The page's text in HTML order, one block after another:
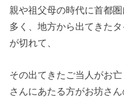
親や祖父母の時代に首都
多く、地方から出てきた
が切れて、
その出てきたご当人がお
さんにあたる方がお坊さ